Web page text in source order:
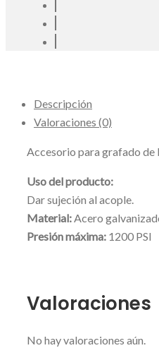
Descripción
Valoraciones (0)
Accesorio para grafado de
Uso del producto:
Dar sujeción al acople.
Material:Acero
Presión máxima: 1200 PSI
Valoraciones
No hay valoraciones aún.